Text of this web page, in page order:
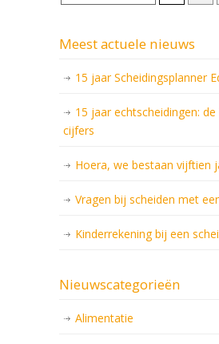
Meest actuele nieuws
15 jaar Scheidingsplanner
15 jaar echtscheidingen:
cijfers
Hoera, we bestaan vijftien
Vragen bij scheiden met
Kinderrekening bij een
Nieuwscategorieën
Alimentatie